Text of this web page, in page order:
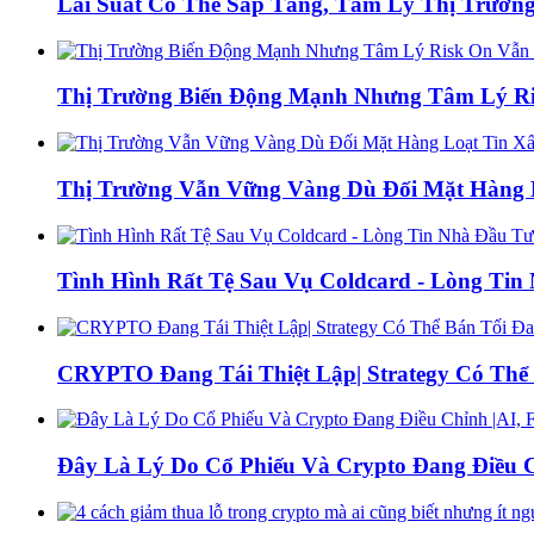
Thị Trường Biến Động Mạnh Nhưng Tâm Lý
Thị Trường Vẫn Vững Vàng Dù Đối Mặt
Tình Hình Rất Tệ Sau Vụ Coldcard - Lòng
CRYPTO Đang Tái Thiệt Lập| Strategy Có
Đây Là Lý Do Cổ Phiếu Và Crypto Đang Điều